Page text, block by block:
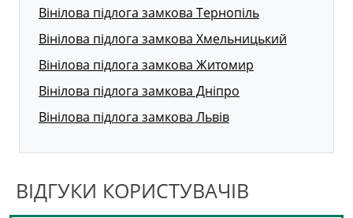
Вінілова підлога замкова Тернопіль
Вінілова підлога замкова Хмельницький
Вінілова підлога замкова Житомир
Вінілова підлога замкова Дніпро
Вінілова підлога замкова Львів
ВІДГУКИ КОРИСТУВАЧІВ